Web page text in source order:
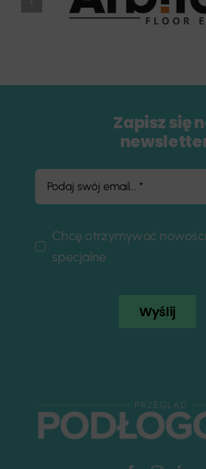
Zapisz się
Chcę otrzymywać
specjalne
Wyślij